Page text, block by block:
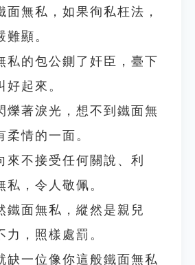
面無私，如果徇私枉法，
難顯。
私的包公鍘了奸臣，臺下
好起來。
爍著淚光，想不到鐵面無
柔情的一面。
來不接受任何關說、利
私，令人敬佩。
鐵面無私，縱然是親兒
力，照樣處罰。
缺一位像你這般鐵面無私